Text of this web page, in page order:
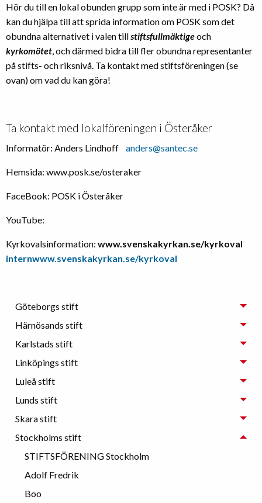
Hör du till en lokal obunden grupp som inte är med i POSK? Då
kan du hjälpa till att sprida information om POSK som det
obundna alternativet i valen tillstiftsfullmäktigeoch
kyrkomötet, och därmed bidra till fler obundna representanter
på stifts- och riksnivå. Ta kontakt med stiftsföreningen (se
ovan) om vad du kan göra!
Ta kontakt med lokalföreningen i Österåker
Informatör: Anders Lindhoff anders@santec.se
Hemsida: www.posk.se/osteraker
FaceBook: POSK i Österåker
YouTube:
Kyrkovalsinformation: www.svenskakyrkan.se/kyrkoval
internwww.svenskakyrkan.se/kyrkoval
Göteborgs stift
Härnösands stift
Karlstads stift
Linköpings stift
Luleå stift
Lunds stift
Skara stift
Stockholms stift
STIFTSFÖRENING Stockholm
Adolf Fredrik
Boo